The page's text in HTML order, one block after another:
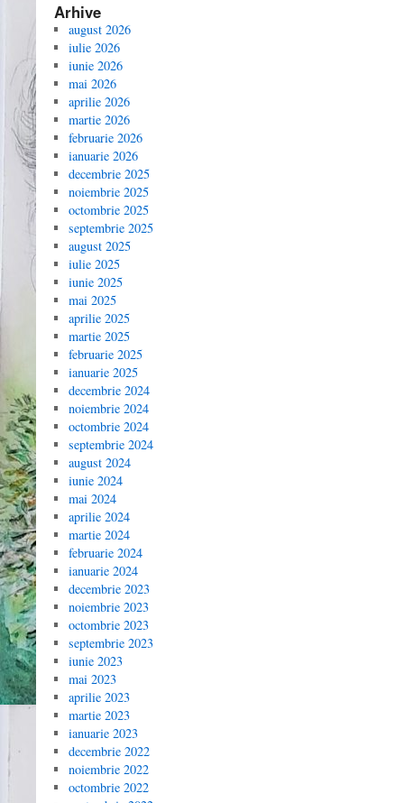
Arhive
august 2026
iulie 2026
iunie 2026
mai 2026
aprilie 2026
martie 2026
februarie 2026
ianuarie 2026
decembrie 2025
noiembrie 2025
octombrie 2025
septembrie 2025
august 2025
iulie 2025
iunie 2025
mai 2025
aprilie 2025
martie 2025
februarie 2025
ianuarie 2025
decembrie 2024
noiembrie 2024
octombrie 2024
septembrie 2024
august 2024
iunie 2024
mai 2024
aprilie 2024
martie 2024
februarie 2024
ianuarie 2024
decembrie 2023
noiembrie 2023
octombrie 2023
septembrie 2023
iunie 2023
mai 2023
aprilie 2023
martie 2023
ianuarie 2023
decembrie 2022
noiembrie 2022
octombrie 2022